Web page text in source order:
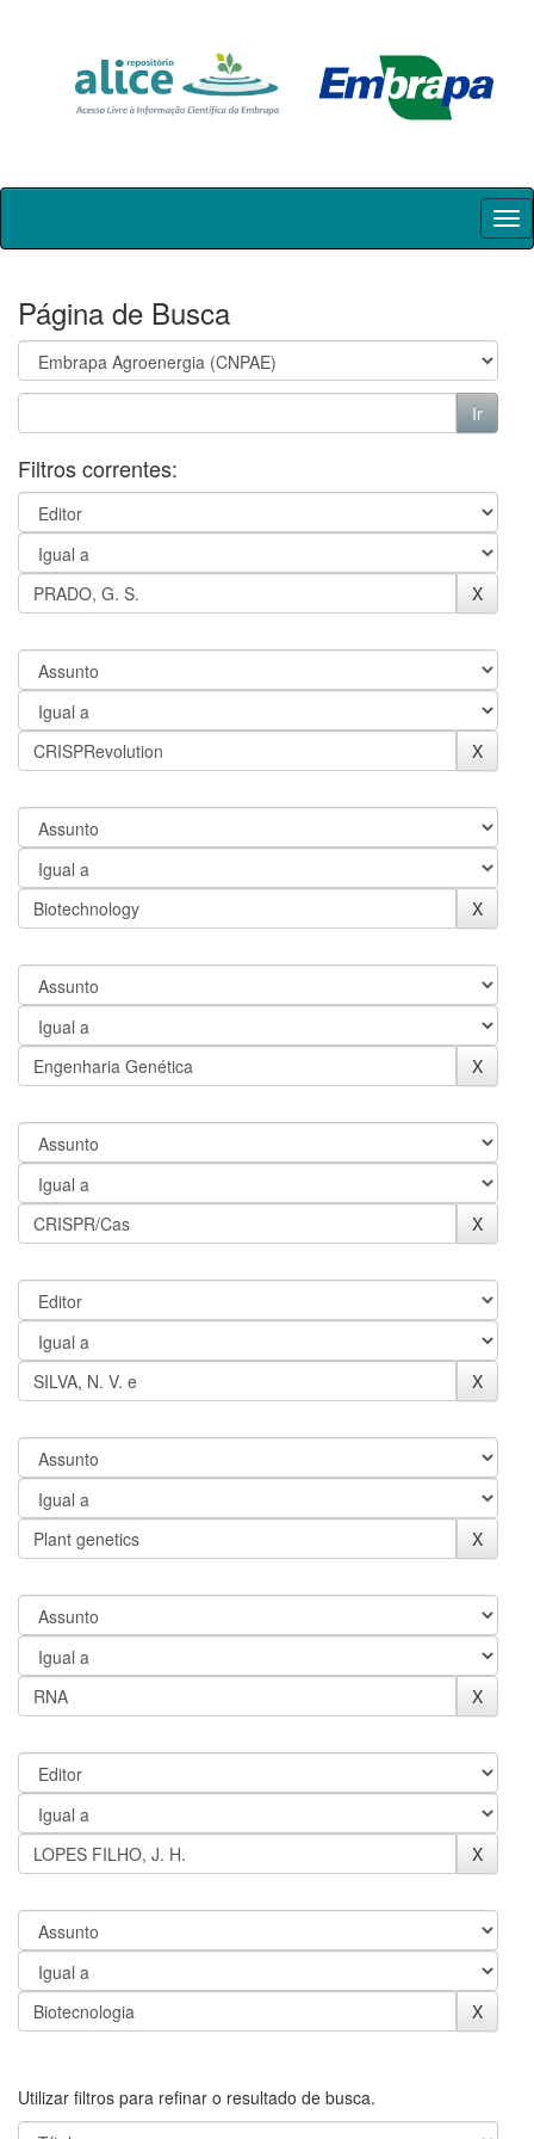
Skip
Página de Busca
Filtros correntes:
Utilizar filtros para refinar o resultado de busca.